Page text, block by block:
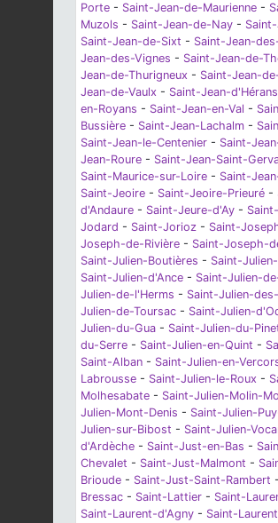
Porte - Saint-Jean-de-Maurienne -
Muzols - Saint-Jean-de-Nay -
Saint-Jean-de-Sixt - Saint-Jean-
Jean-des-Vignes - Saint-Jean-de-
Jean-de-Thurigneux - Saint-Jean-
Jean-de-Vaulx - Saint-Jean-d'Hérans
en-Royans - Saint-Jean-en-Val -
Bussière - Saint-Jean-Lachalm -
Saint-Jean-le-Centenier - Saint-
Jean-Roure - Saint-Jean-Saint-
Saint-Maurice-sur-Loire - Saint-
Saint-Jeoire - Saint-Jeoire-Prieuré -
d'Andaure - Saint-Jeure-d'Ay -
Jodard - Saint-Jorioz - Saint-
Joseph-de-Rivière - Saint-Joseph-
Saint-Julien-Boutières - Saint-
Saint-Julien-d'Ance - Saint-Julien-
Julien-de-l'Herms - Saint-Julien-
Julien-de-Toursac - Saint-Julien-
Julien-du-Gua - Saint-Julien-du-
du-Serre - Saint-Julien-en-Quint -
Saint-Alban - Saint-Julien-en-
Labrousse - Saint-Julien-le-Roux -
Molhesabate - Saint-Julien-Molin-
Julien-Mont-Denis - Saint-Julien-
Julien-sur-Bibost - Saint-Julien-
d'Ardèche - Saint-Just-en-Bas -
Chevalet - Saint-Just-Malmont -
Brioude - Saint-Just-Saint-Rambert -
Bressac - Saint-Lattier - Saint-
Saint-Laurent-d'Agny - Saint-